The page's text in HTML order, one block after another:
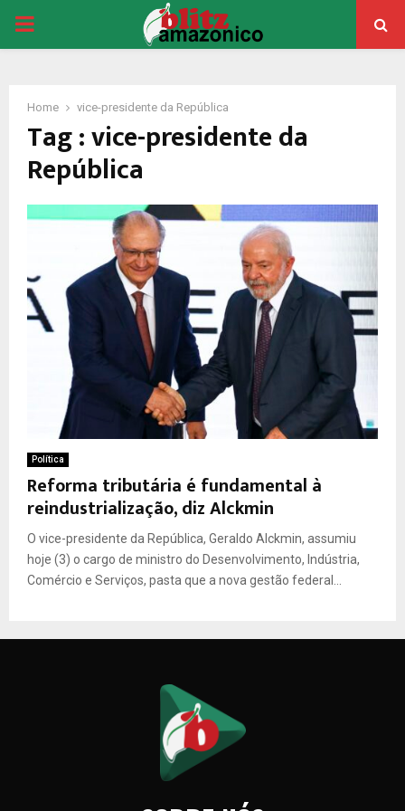
PRIMARY
Home vice-presidente da República
Tag : vice-presidente da
República
Política
Reforma tributária é fundamental à
reindustrialização, diz Alckmin
O vice-presidente da República, Geraldo Alckmin, assumiu
hoje (3) o cargo de ministro do Desenvolvimento, Indústria,
Comércio e Serviços, pasta que a nova gestão federal...